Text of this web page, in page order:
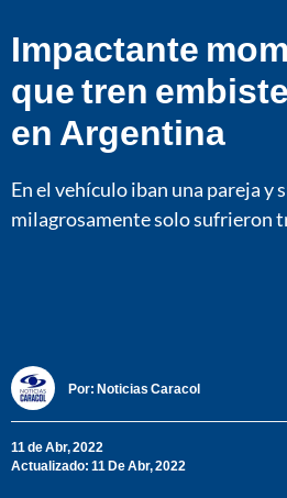
Impactante
que tren
en Argentina
En el vehículo iban una pareja y
milagrosamente solo sufrieron
Por: Noticias Caracol
11 de Abr, 2022
Actualizado: 11 De Abr, 2022